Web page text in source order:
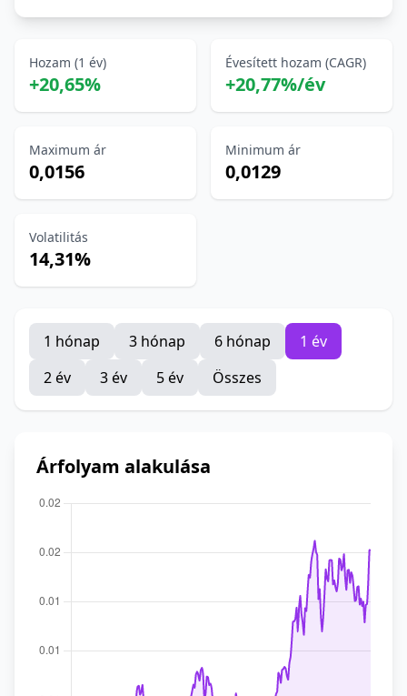
Hozam (1 év)
+20,65%
Évesített hozam (CAGR)
+20,77%/év
Maximum ár
0,0156
Minimum ár
0,0129
Volatilitás
14,31%
1 hónap 3 hónap 6 hónap
1 év
2 év
3 év 5 év Összes
Árfolyam alakulása